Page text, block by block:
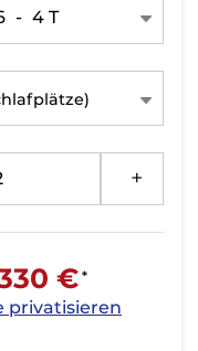
- 4 T
€
*
privatisieren